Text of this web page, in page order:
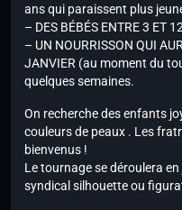
ans qui paraissent plus
– DES BÉBÉS ENTRE 3 ET
– UN NOURRISSON QUI
JANVIER (au moment du
quelques semaines.
On recherche des enfants
couleurs de peaux . Les
bienvenus !
Le tournage se déroulera
syndical silhouette ou